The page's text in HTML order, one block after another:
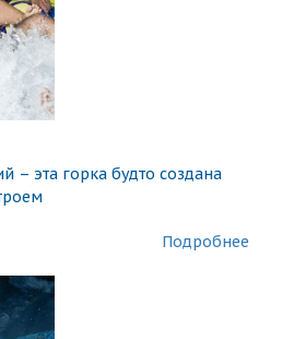
– эта горка будто создана
Подробнее